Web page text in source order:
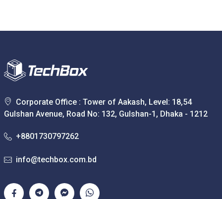
Corporate Office : Tower of Aakash, Level: 18,54
Gulshan Avenue, Road No: 132, Gulshan-1, Dhaka - 1212
+8801730797262
info@techbox.com.bd